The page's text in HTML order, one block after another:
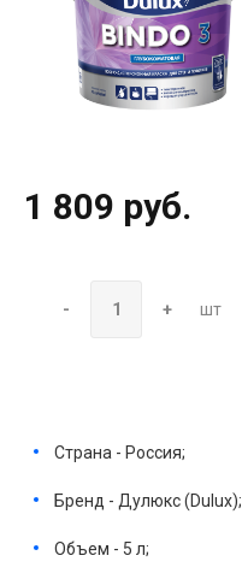
1 809 руб.
- + шт
Страна - Россия;
Бренд - Дулюкс (Dulux);
Объем - 5 л;